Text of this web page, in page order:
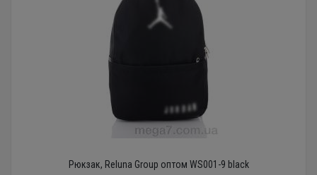
Рюкзак, Reluna Group оптом WS001-9 black